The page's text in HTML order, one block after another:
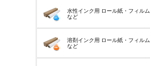
水性インク用 ロール紙・フィルム
など
溶剤インク用 ロール紙・フィルム
など